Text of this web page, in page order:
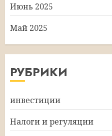
Июнь 2025
Май 2025
РУБРИКИ
инвестиции
Налоги и регуляции